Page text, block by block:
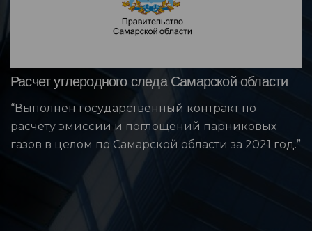
Расчет углеродного следа Самарской области
“Выполнен государственный контракт по
расчету эмиссии и поглощений парниковых
газов в целом по Самарской области за 2021 год.”